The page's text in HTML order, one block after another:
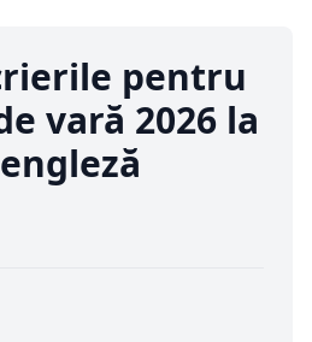
pentru
vară 2026 la